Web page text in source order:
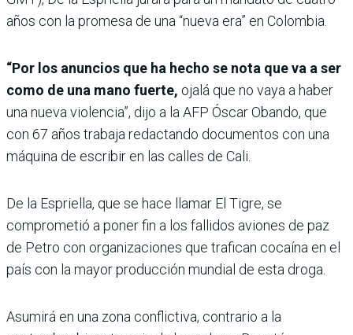
años con la promesa de una “nueva era” en Colombia.
“Por los anuncios que ha hecho se nota que va a ser
como de una mano fuerte, ojalá que no vaya a haber
una nueva violencia”, dijo a la AFP Óscar Obando, que
con 67 años trabaja redactando documentos con una
máquina de escribir en las calles de Cali.
De la Espriella, que se hace llamar El Tigre, se
comprometió a poner fin a los fallidos aviones de paz
de Petro con organizaciones que trafican cocaína en el
país con la mayor producción mundial de esta droga.
Asumirá en una zona conflictiva, contrario a la